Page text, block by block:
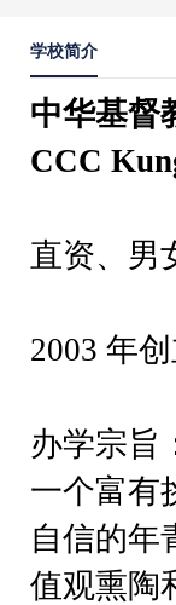
学校简介
中华基督
CCC
直资、男
2003 年
办学宗旨
一个富有
自信的年
值观熏陶